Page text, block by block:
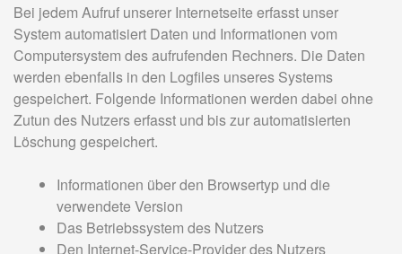
Bei jedem Aufruf unserer Internetseite erfasst unser
System automatisiert Daten und Informationen vom
Computersystem des aufrufenden Rechners. Die Daten
werden ebenfalls in den Logfiles unseres Systems
gespeichert. Folgende Informationen werden dabei ohne
Zutun des Nutzers erfasst und bis zur automatisierten
Löschung gespeichert.
Informationen über den Browsertyp und die
verwendete Version
Das Betriebssystem des Nutzers
Den Internet-Service-Provider des Nutzers